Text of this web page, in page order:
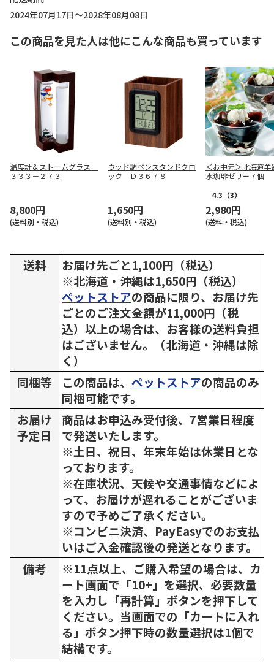
2024年07月17日～2028年08月08日
この商品を見た人は他にこんな商品も買っています
温度計＆ストームグラス
３３３－２７３
8,800円
(送料別・税込)
ウッド調ペンスタンドクロ
ック Ｄ３６７８
1,650円
(送料別・税込)
＜お中元＞北海道羊
水珈琲ゼリー７個
4.3 （3）
2,980円
(送料・税込)
送料
お届け先ごと1,100円（税込）
※北海道・沖縄は1,650円（税込）
ペットストアの商品に限り、お届け先
ごとのご注文金額が11,000円（税
込）以上の場合は、お客様の送料負担
はございません。（北海道・沖縄は除
く）
同梱等
この商品は、 ペットストアの商品のみ
同梱可能です。
お届け
予定日
商品はお申込み受付後、7営業日程度
で発送いたします。
※土日、祝日、年末年始は休業日とな
っております。
※在庫状況、天候や交通事情などによ
って、お届けが遅れることがございま
すので予めご了承ください。
※コンビニ決済、PayEasyでのお支払
いはご入金確認後の発送となります。
備考
※11点以上、ご購入希望の場合は、カ
ート画面で「10+」を選択、必要数量
を入力し「再計算」ボタンを押下して
ください。当画面での「カートに入れ
る」ボタン押下時の数量選択は1個で
結構です。